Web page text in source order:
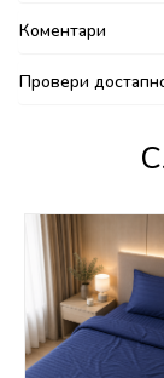
Коментари
Провери